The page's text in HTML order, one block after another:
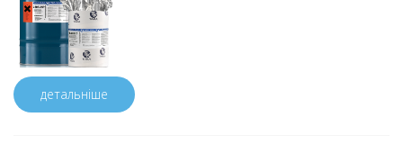
детальніше